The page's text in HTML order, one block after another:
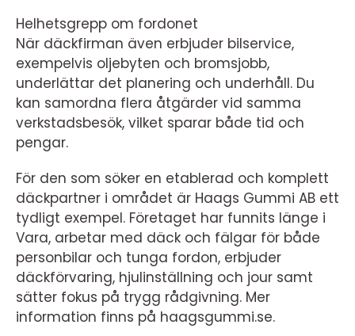
Helhetsgrepp om fordonet
När däckfirman även erbjuder bilservice,
exempelvis oljebyten och bromsjobb,
underlättar det planering och underhåll. Du
kan samordna flera åtgärder vid samma
verkstadsbesök, vilket sparar både tid och
pengar.
För den som söker en etablerad och komplett
däckpartner i området är Haags Gummi AB ett
tydligt exempel. Företaget har funnits länge i
Vara, arbetar med däck och fälgar för både
personbilar och tunga fordon, erbjuder
däckförvaring, hjulinställning och jour samt
sätter fokus på trygg rådgivning. Mer
information finns på haagsgummi.se.